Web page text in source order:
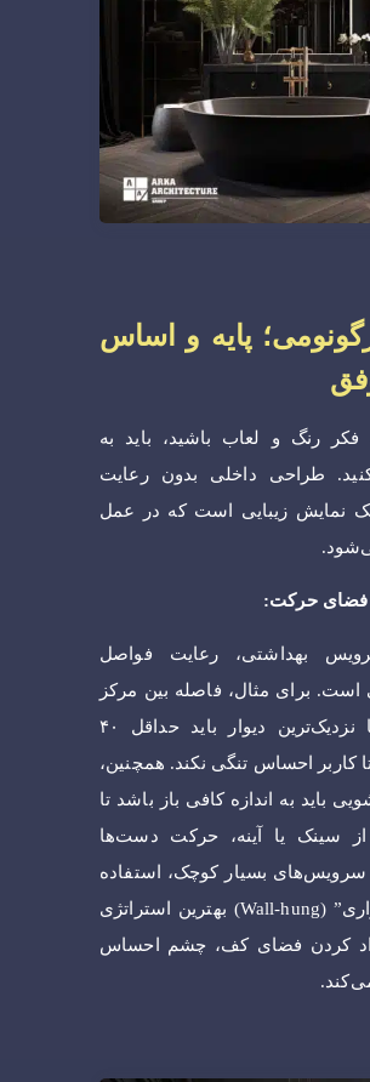
پایه و اساس
فکر رنگ و لعاب باشید، باید به
طراحی داخلی بدون رعایت
یک نمایش زیبایی است که در عمل
و فضای حرکت:
بهداشتی، رعایت فواصل
است. برای مثال، فاصله بین مرکز
توالت فرنگی تا نزدیک‌ترین دیوار باید حداقل ۴۰
کاربر احساس تنگی نکند. همچنین،
باید به اندازه کافی باز باشد تا
از سینک یا آینه، حرکت دست‌ها
بسیار کوچک، استفاده
از تجهیزات “دیواری” (Wall-hung) بهترین استراتژی
کردن فضای کف، چشم احساس